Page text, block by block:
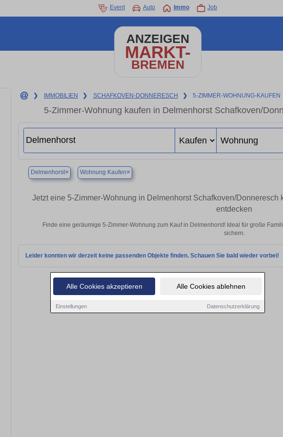
Alle Cookies akzeptieren Alle Cookies ablehnen
Einstellungen Datenschutzerklärung
Event Auto Immo Job
ANZEIGEN
MARKT-
BREMEN
❯ IMMOBILIEN ❯ SCHAFKOVEN-DONNERESCH ❯ 5-ZIMMER-WOHNUNG-KAUFEN
5-Zimmer-Wohnung kaufen in Delmenhorst Schafkoven/
Delmenhorst× Wohnung Kaufen×
Jetzt eine 5-Zimmer-Wohnung in Delmenhorst Schafkoven/
entdecken
Finde eine geräumige 5-Zimmer-Wohnung zum Kauf in Delmenhorst! Ideal für große
sichern.
Leider konnten wir derzeit keine passenden Objekte finden. Schauen Sie bald wieder vorbei!